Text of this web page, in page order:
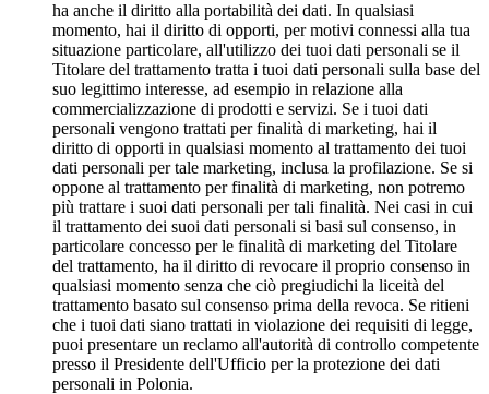
ha anche il diritto alla portabilità dei dati. In qualsiasi
momento, hai il diritto di opporti, per motivi connessi alla tua
situazione particolare, all'utilizzo dei tuoi dati personali se il
Titolare del trattamento tratta i tuoi dati personali sulla base del
suo legittimo interesse, ad esempio in relazione alla
commercializzazione di prodotti e servizi. Se i tuoi dati
personali vengono trattati per finalità di marketing, hai il
diritto di opporti in qualsiasi momento al trattamento dei tuoi
dati personali per tale marketing, inclusa la profilazione. Se si
oppone al trattamento per finalità di marketing, non potremo
più trattare i suoi dati personali per tali finalità. Nei casi in cui
il trattamento dei suoi dati personali si basi sul consenso, in
particolare concesso per le finalità di marketing del Titolare
del trattamento, ha il diritto di revocare il proprio consenso in
qualsiasi momento senza che ciò pregiudichi la liceità del
trattamento basato sul consenso prima della revoca. Se ritieni
che i tuoi dati siano trattati in violazione dei requisiti di legge,
puoi presentare un reclamo all'autorità di controllo competente
presso il Presidente dell'Ufficio per la protezione dei dati
personali in Polonia.